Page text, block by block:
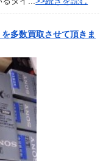
多数買取させて頂きま